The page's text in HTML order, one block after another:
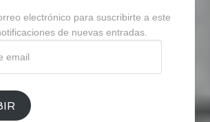
electrónico para suscribirte a este
de nuevas entradas.